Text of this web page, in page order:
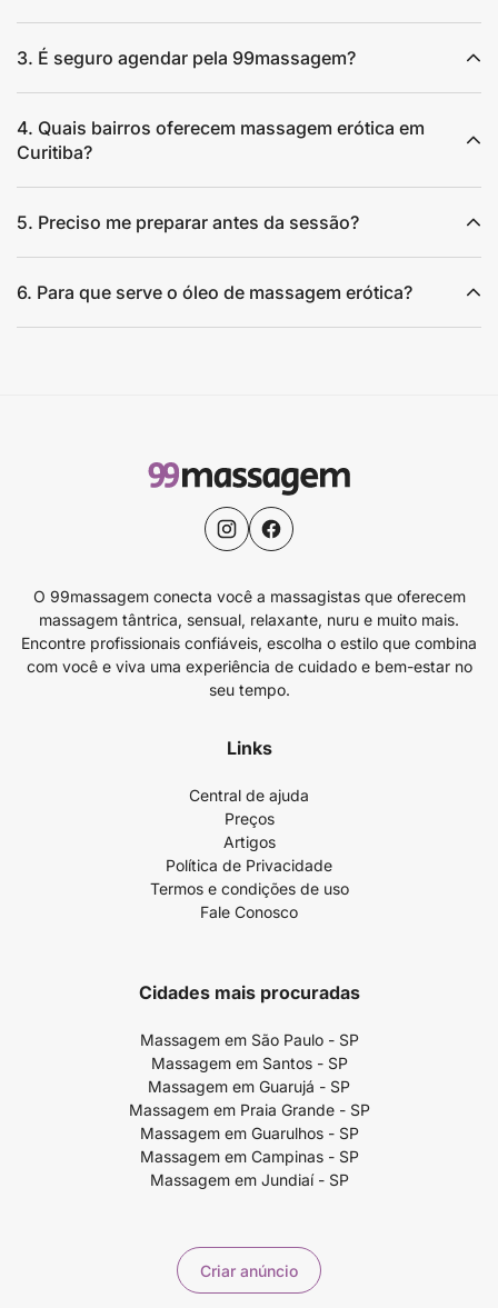
3. É seguro agendar pela 99massagem?
4. Quais bairros oferecem massagem erótica em
Curitiba?
5. Preciso me preparar antes da sessão?
6. Para que serve o óleo de massagem erótica?
O 99massagem conecta você a massagistas que oferecem
massagem tântrica, sensual, relaxante, nuru e muito mais.
Encontre profissionais confiáveis, escolha o estilo que combina
com você e viva uma experiência de cuidado e bem-estar no
seu tempo.
Links
Central de ajuda
Preços
Artigos
Política de Privacidade
Termos e condições de uso
Fale Conosco
Cidades mais procuradas
Massagem em São Paulo - SP
Massagem em Santos - SP
Massagem em Guarujá - SP
Massagem em Praia Grande - SP
Massagem em Guarulhos - SP
Massagem em Campinas - SP
Massagem em Jundiaí - SP
Criar anúncio